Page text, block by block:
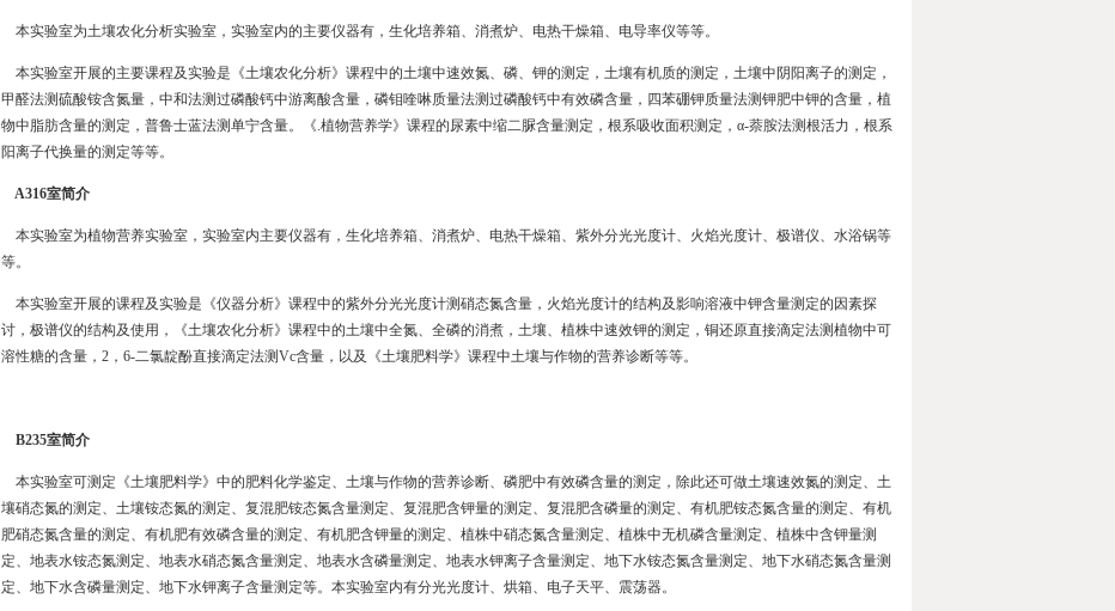
本实验室为土壤农化分析实验室，实验室内的主要仪器有，生化培养箱、消煮炉、电热干燥箱、电导率仪等等。
本实验室开展的主要课程及实验是《土壤农化分析》课程中的土壤中速效氮、磷、钾的测定，土壤有机质的测定，土壤中阴阳离子的测定，
甲醛法测硫酸铵含氮量，中和法测过磷酸钙中游离酸含量，磷钼喹啉质量法测过磷酸钙中有效磷含量，四苯硼钾质量法测钾肥中钾的含量，植
物中脂肪含量的测定，普鲁士蓝法测单宁含量。《.植物营养学》课程的尿素中缩二脲含量测定，根系吸收面积测定，α-萘胺法测根活力，根系
阳离子代换量的测定等等。
A316室简介
本实验室为植物营养实验室，实验室内主要仪器有，生化培养箱、消煮炉、电热干燥箱、紫外分光光度计、火焰光度计、极谱仪、水浴锅等
等。
本实验室开展的课程及实验是《仪器分析》课程中的紫外分光光度计测硝态氮含量，火焰光度计的结构及影响溶液中钾含量测定的因素探
讨，极谱仪的结构及使用，《土壤农化分析》课程中的土壤中全氮、全磷的消煮，土壤、植株中速效钾的测定，铜还原直接滴定法测植物中可
溶性糖的含量， 2， 6-二氯靛酚直接滴定法测Vc含量，以及《土壤肥料学》课程中土壤与作物的营养诊断等等。
B235室简介
本实验室可测定《土壤肥料学》中的肥料化学鉴定、土壤与作物的营养诊断、磷肥中有效磷含量的测定，除此还可做土壤速效氮的测定、土
壤硝态氮的测定、土壤铵态氮的测定、复混肥铵态氮含量测定、复混肥含钾量的测定、复混肥含磷量的测定、有机肥铵态氮含量的测定、有机
肥硝态氮含量的测定、有机肥有效磷含量的测定、有机肥含钾量的测定、植株中硝态氮含量测定、植株中无机磷含量测定、植株中含钾量测
定、地表水铵态氮测定、地表水硝态氮含量测定、地表水含磷量测定、地表水钾离子含量测定、地下水铵态氮含量测定、地下水硝态氮含量测
定、地下水含磷量测定、地下水钾离子含量测定等。本实验室内有分光光度计、烘箱、电子天平、震荡器。